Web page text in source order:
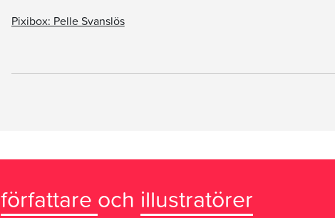
Pixibox: Pelle Svanslös
författare och illustratörer